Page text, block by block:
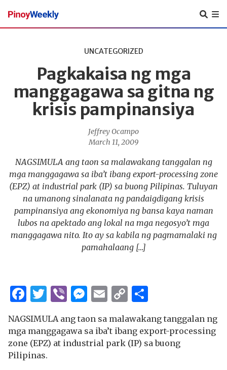
Pinoy
Weekly
UNCATEGORIZED
Pagkakaisa ng mga
manggagawa sa gitna ng
krisis pampinansiya
Jeffrey Ocampo
March 11, 2009
NAGSIMULA ang taon sa malawakang tanggalan ng
mga manggagawa sa iba’t ibang export-processing zone
(EPZ) at industrial park (IP) sa buong Pilipinas. Tuluyan
na umanong sinalanata ng pandaigdigang krisis
pampinansiya ang ekonomiya ng bansa kaya naman
lubos na apektado ang lokal na mga negosyo’t mga
manggagawa nito. Ito ay sa kabila ng pagmamalaki ng
pamahalaang […]
Facebook
Twitter
ViberMessenger
Email
Copy
Link
NAGSIMULA ang taon sa malawakang tanggalan ng
mga manggagawa sa iba’t ibang export-processing
zone (EPZ) at industrial park (IP) sa buong
Pilipinas.